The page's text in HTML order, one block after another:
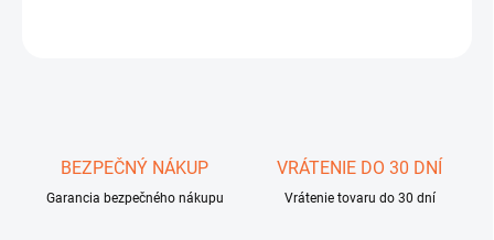
BEZPEČNÝ NÁKUP
Garancia bezpečného nákupu
VRÁTENIE DO 30 DNÍ
Vrátenie tovaru do 30 dní